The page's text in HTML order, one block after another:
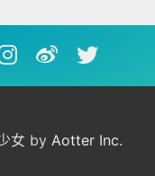
女 by Aotter Inc.